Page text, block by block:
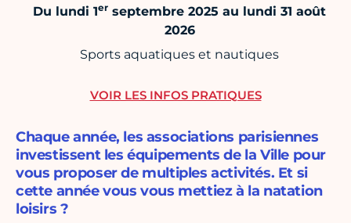
Du lundi 1er septembre 2025 au lundi 31 août
2026
Sports aquatiques et nautiques
Chaque année, les associations parisiennes
investissent les équipements de la Ville pour
vous proposer de multiples activités. Et si
cette année vous vous mettiez à la natation
loisirs ?
VOIR LES INFOS PRATIQUES